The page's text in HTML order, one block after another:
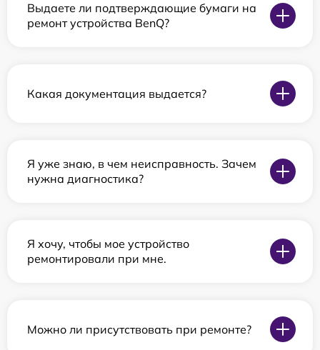
Выдаете ли подтверждающие бумаги на
ремонт устройства BenQ?
Какая документация выдается?
Я уже знаю, в чем неисправность. Зачем
нужна диагностика?
Я хочу, чтобы мое устройство
ремонтировали при мне.
Можно ли присутствовать при ремонте?